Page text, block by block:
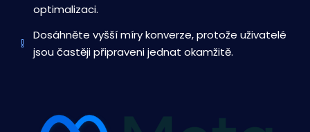
optimalizaci.
Dosáhněte vyšší míry konverze, protože uživatelé
jsou častěji připraveni jednat okamžitě.